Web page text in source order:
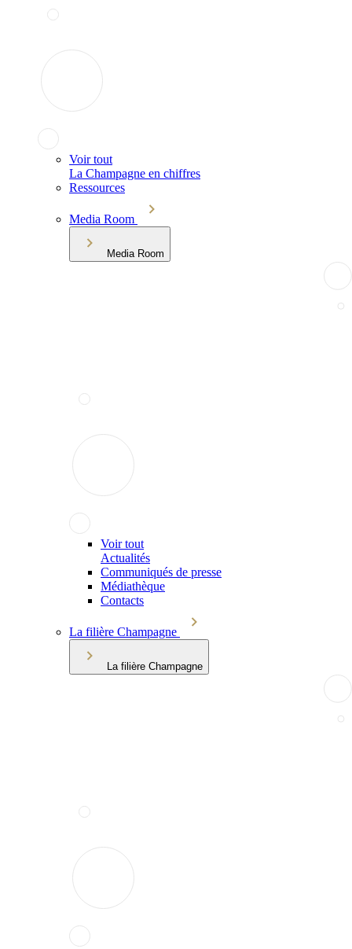
Voir tout
La Champagne en chiffres
Ressources
Media Room
Media Room
Voir tout
Actualités
Communiqués de presse
Médiathèque
Contacts
La filière Champagne
La filière Champagne